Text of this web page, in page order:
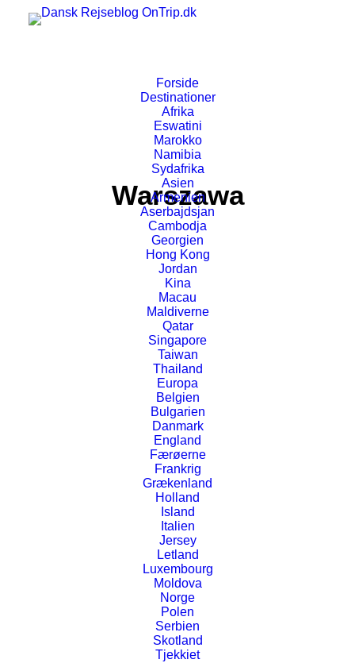
Forside
Destinationer
Afrika
Eswatini
Marokko
Namibia
Sydafrika
Asien
Armenien
Aserbajdsjan
Cambodja
Georgien
Hong Kong
Jordan
Kina
Macau
Maldiverne
Qatar
Singapore
Taiwan
Thailand
Europa
Belgien
Bulgarien
Danmark
England
Færøerne
Frankrig
Grækenland
Holland
Island
Italien
Jersey
Letland
Luxembourg
Moldova
Norge
Polen
Serbien
Skotland
Tjekkiet
Warszawa
12 Postkort fra Warszawa – Polen